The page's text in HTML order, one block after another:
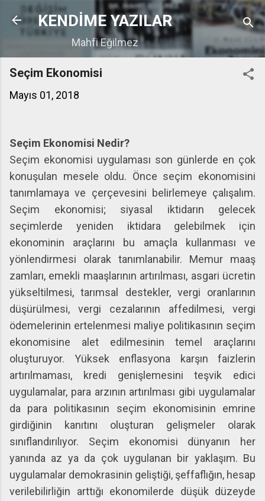
Ana içeriğe atla
KENDİME YAZILAR
Mahfi Eğilmez
Seçim Ekonomisi
Mayıs 01, 2018
Seçim Ekonomisi Nedir?
Seçim ekonomisi uygulaması son günlerde en çok
konuşulan mesele oldu. Önce seçim ekonomisini
tanımlamaya ve çerçevesini belirlemeye çalışalım.
Seçim ekonomisi; siyasal iktidarın gelecek
seçimlerde yeniden iktidara gelebilmek için
ekonominin araçlarını bu amaçla kullanması ve
yönlendirmesi olarak tanımlanabilir. Memur maaş
zamları, emekli maaşlarının artırılması, asgari ücretin
yükseltilmesi, tarımsal destekler, vergi oranlarının
düşürülmesi, vergi cezalarının affedilmesi, vergi
ödemelerinin ertelenmesi maliye politikasının seçim
ekonomisine alet edilmesinin temel araçlarını
oluşturuyor. Yüksek enflasyona karşın faizlerin
artırılmaması, kredi genişlemesini teşvik edici
uygulamalar, para arzının artırılması gibi uygulamalar
da para politikasının seçim ekonomisinin emrine
girdiğinin kanıtını oluşturan gelişmeler olarak
sınıflandırılıyor. Seçim ekonomisi dünyanın her
yanında az ya da çok uygulanan bir yaklaşım. Bu
uygulamalar demokrasinin geliştiği, şeffaflığın, hesap
verilebilirliğin arttığı ekonomilerde düşük düzeyde